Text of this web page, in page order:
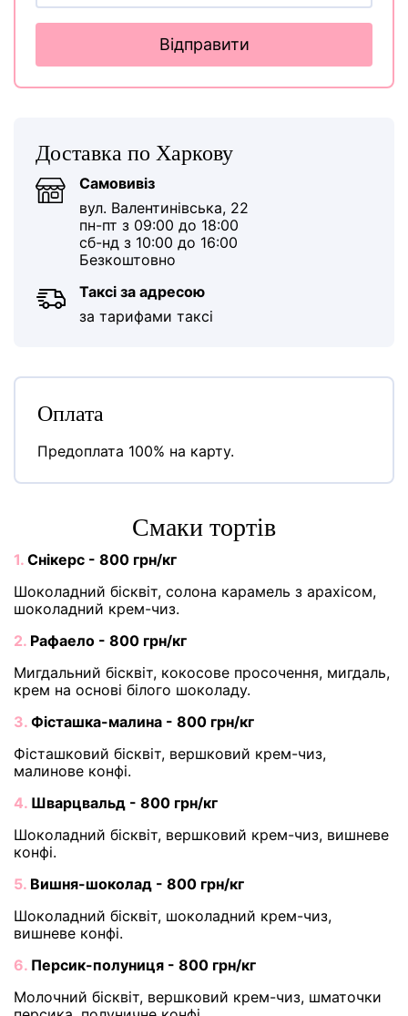
Відправити
Доставка по Харкову
Самовивіз
вул. Валентинівська, 22
пн-пт з 09:00 до 18:00
сб-нд з 10:00 до 16:00
Безкоштовно
Таксі за адресою
за тарифами таксі
Оплата
Предоплата 100% на карту.
Cмаки тортів
1. Снікерс - 800 грн/кг
Шоколадний бісквіт, солона карамель з арахісом,
шоколадний крем-чиз.
2. Рафаело - 800 грн/кг
Мигдальний бісквіт, кокосове просочення, мигдаль,
крем на основі білого шоколаду.
3. Фісташка-малина - 800 грн/кг
Фісташковий бісквіт, вершковий крем-чиз,
малинове конфі.
4. Шварцвальд - 800 грн/кг
Шоколадний бісквіт, вершковий крем-чиз, вишневе
конфі.
5. Вишня-шоколад - 800 грн/кг
Шоколадний бісквіт, шоколадний крем-чиз,
вишневе конфі.
6. Персик-полуниця - 800 грн/кг
Молочний бісквіт, вершковий крем-чиз, шматочки